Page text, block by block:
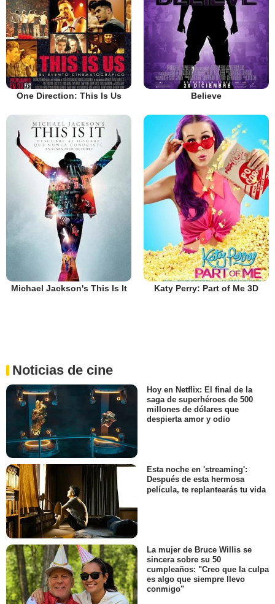
One Direction: This Is Us Believe
Michael Jackson's This Is It Katy Perry: Part of Me 3D
Noticias de cine
Hoy en Netflix: El final de la
saga de superhéroes de 500
millones de dólares que
despierta amor y odio
Esta noche en 'streaming':
Después de esta hermosa
película, te replantearás tu vida
La mujer de Bruce Willis se
sincera sobre su 50
cumpleaños: "Creo que la culpa
es algo que siempre llevo
conmigo"